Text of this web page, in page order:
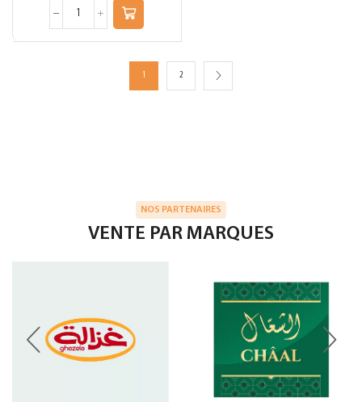
1 2
NOS PARTENAIRES
VENTE PAR MARQUES